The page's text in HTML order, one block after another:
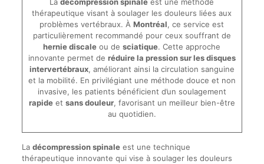
thérapeutique visant à soulager les douleurs liées aux
problèmes vertébraux. ÀMontréal, ce service est
particulièrement recommandé pour ceux souffrant de
hernie discale ou desciatique. Cette approche
innovante permet de réduire la pression sur les disques
intervertébraux, améliorant ainsi la circulation sanguine
et la mobilité. En privilégiant une méthode douce et non
invasive, les patients bénéficient d’un soulagement
rapideet sans douleur, favorisant un meilleur bien-être
au quotidien.
La décompression spinaleest une technique
thérapeutique innovante qui vise à soulager les douleurs